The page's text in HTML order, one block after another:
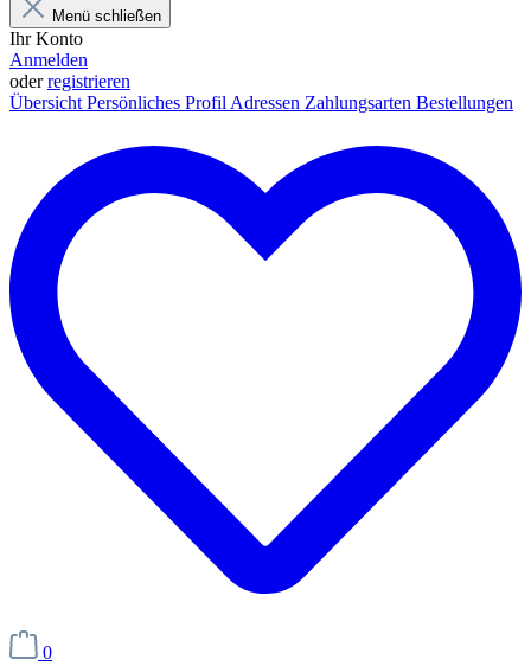
Menü schließen
Ihr Konto
Anmelden
oderregistrieren
Übersicht Persönliches Profil Adressen Zahlungsarten Bestellungen
0